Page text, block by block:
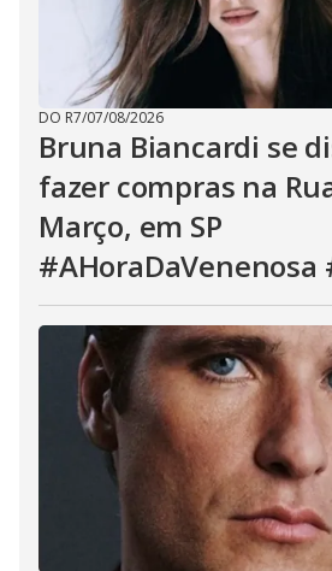
DO R7/07/08/2026
Bruna Biancardi se
fazer compras na
Março, em SP
#AHoraDaVenenosa